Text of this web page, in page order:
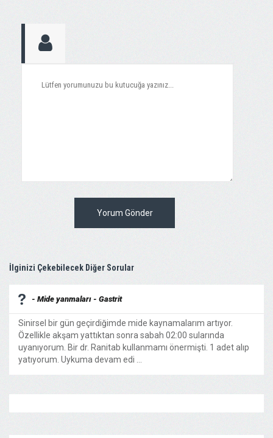
Yorum Gönder
İlginizi Çekebilecek Diğer Sorular
- Mide yanmaları - Gastrit
Sinirsel bir gün geçirdiğimde mide kaynamalarım artıyor.
Özellikle akşam yattıktan sonra sabah 02:00 sularında
uyanıyorum. Bir dr. Ranitab kullanmamı önermişti. 1 adet alıp
yatıyorum. Uykuma devam edi ...